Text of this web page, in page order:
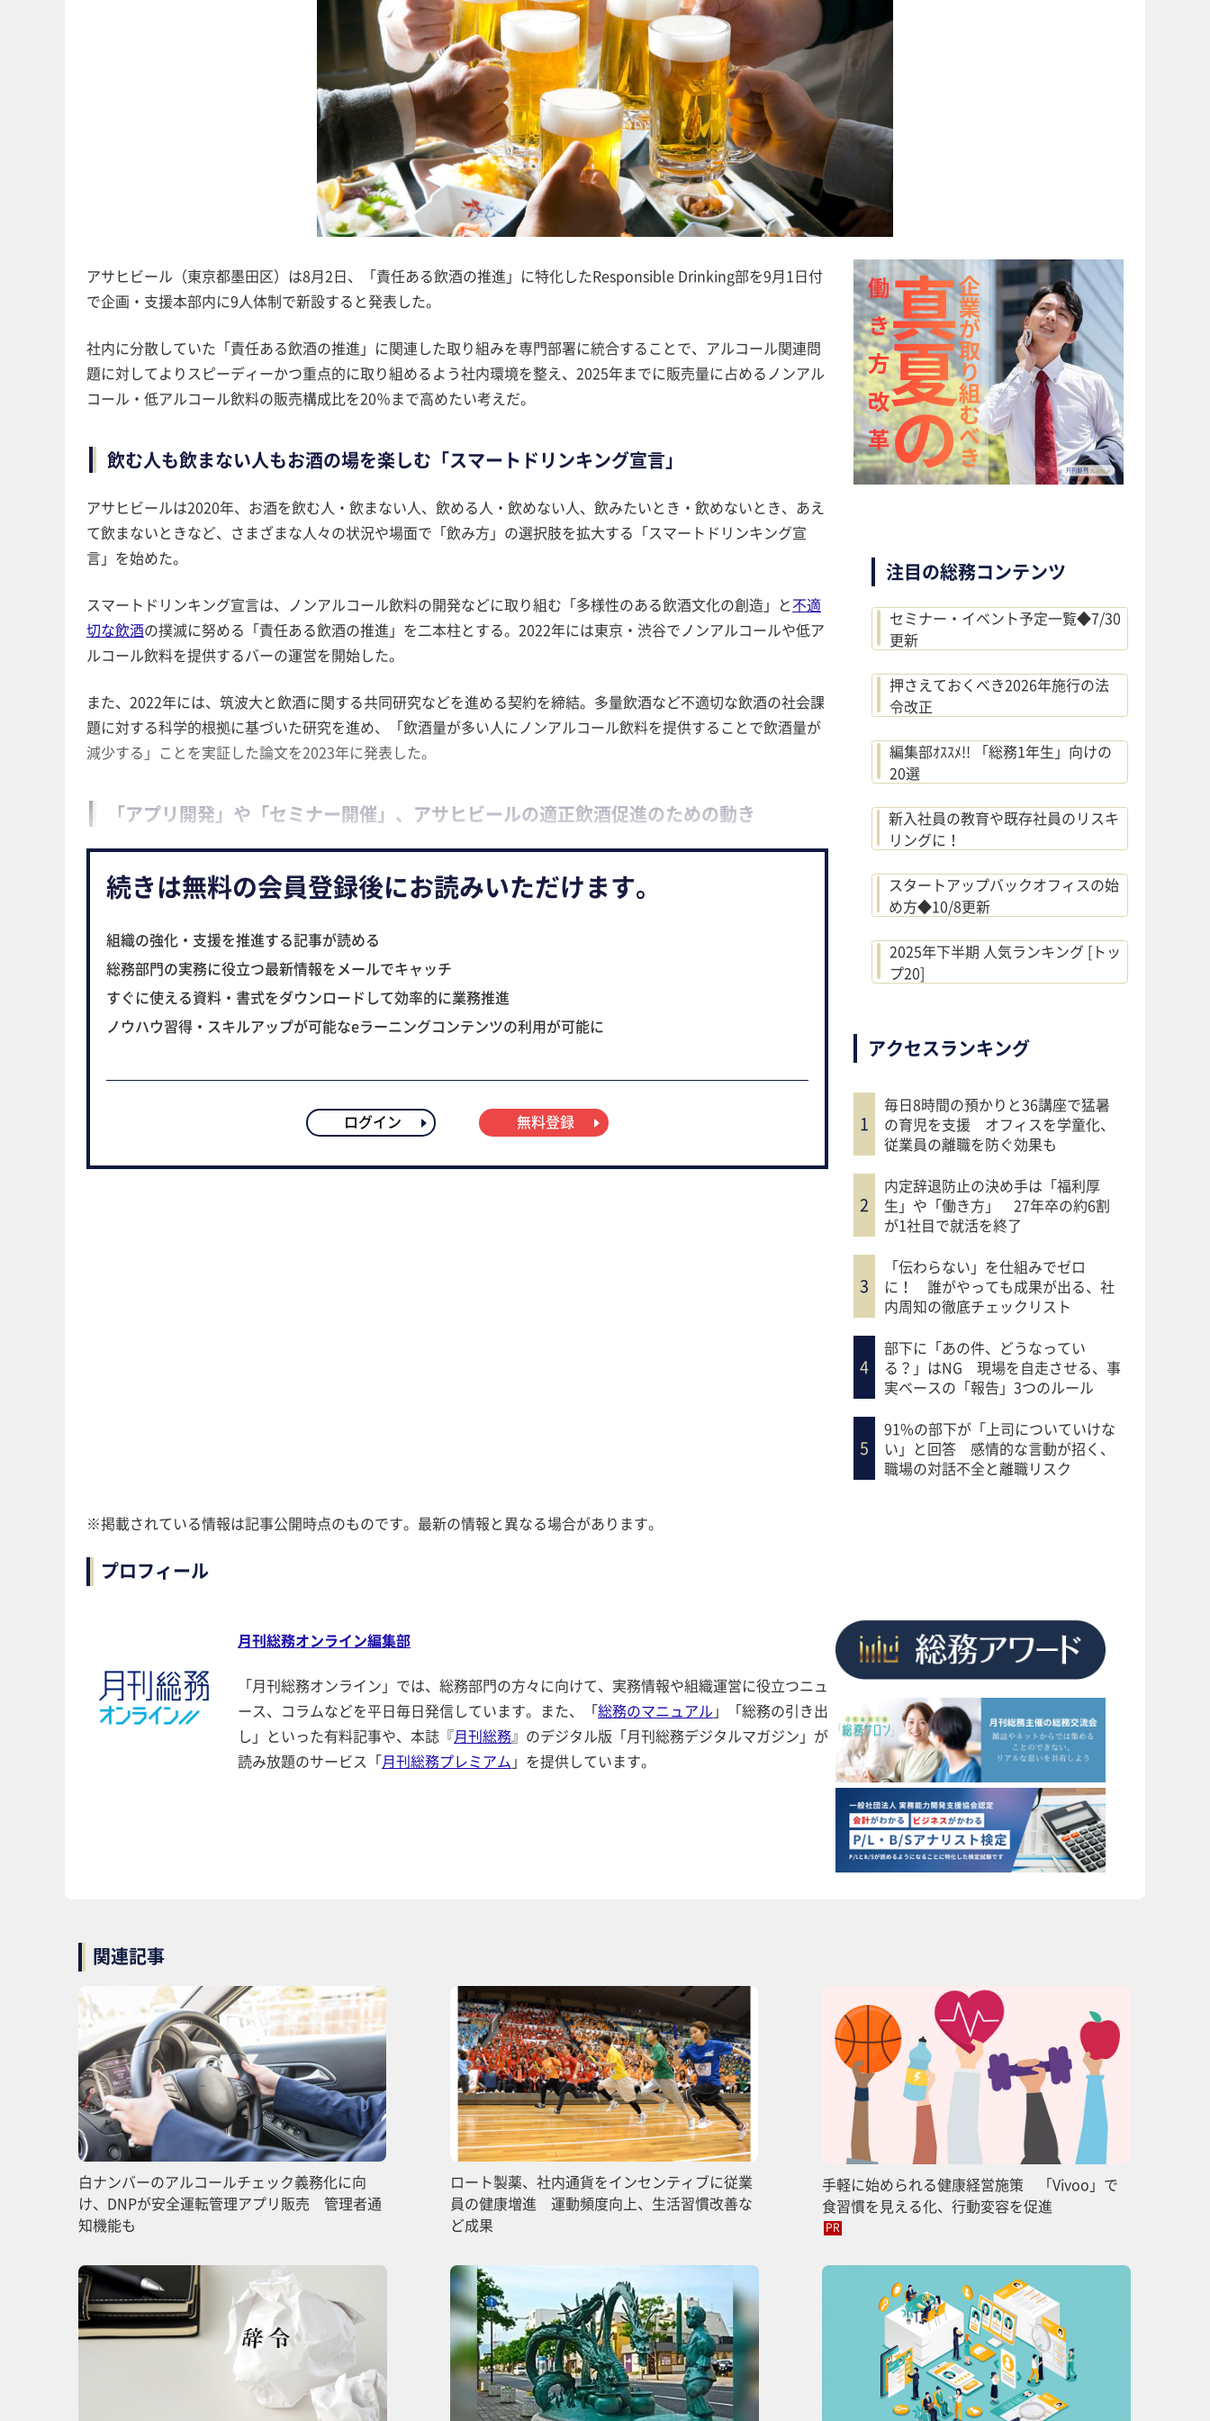
注目の総務コンテンツ
セミナー・イベント予定一覧◆7/30
更新
押さえておくべき2026年施行の法
令改正
編集部ｵｽｽﾒ!! 「総務1年生」向けの
20選
新入社員の教育や既存社員のリスキ
リングに！
スタートアップバックオフィスの始
め方◆10/8更新
2025年下半期 人気ランキング [トッ
プ20]
アクセスランキング
毎日8時間の預かりと36講座で猛暑
の育児を支援 オフィスを学童化、
従業員の離職を防ぐ効果も
内定辞退防止の決め手は「福利厚
生」や「働き方」 27年卒の約6割
が1社目で就活を終了
「伝わらない」を仕組みでゼロ
に！ 誰がやっても成果が出る、社
内周知の徹底チェックリスト
部下に「あの件、どうなってい
る？」はNG 現場を自走させる、事
実ベースの「報告」3つのルール
91%の部下が「上司についていけな
い」と回答 感情的な言動が招く、
職場の対話不全と離職リスク
アサヒビール（東京都墨田区）は8月2日、「責任ある飲酒の推進」に特化したResponsible Drinking部を9月1日付
で企画・支援本部内に9人体制で新設すると発表した。
社内に分散していた「責任ある飲酒の推進」に関連した取り組みを専門部署に統合することで、アルコール関連問
題に対してよりスピーディーかつ重点的に取り組めるよう社内環境を整え、2025年までに販売量に占めるノンアル
コール・低アルコール飲料の販売構成比を20％まで高めたい考えだ。
飲む人も飲まない人もお酒の場を楽しむ「スマートドリンキング宣言」
アサヒビールは2020年、お酒を飲む人・飲まない人、飲める人・飲めない人、飲みたいとき・飲めないとき、あえ
て飲まないときなど、さまざまな人々の状況や場面で「飲み方」の選択肢を拡大する「スマートドリンキング宣
言」を始めた。
スマートドリンキング宣言は、ノンアルコール飲料の開発などに取り組む「多様性のある飲酒文化の創造」と不適
切な飲酒の撲滅に努める「責任ある飲酒の推進」を二本柱とする。2022年には東京・渋谷でノンアルコールや低ア
ルコール飲料を提供するバーの運営を開始した。
また、2022年には、筑波大と飲酒に関する共同研究などを進める契約を締結。多量飲酒など不適切な飲酒の社会課
題に対する科学的根拠に基づいた研究を進め、「飲酒量が多い人にノンアルコール飲料を提供することで飲酒量が
減少する」ことを実証した論文を2023年に発表した。
「アプリ開発」や「セミナー開催」、アサヒビールの適正飲酒促進のための動き
続きは無料の会員登録後にお読みいただけます。
組織の強化・支援を推進する記事が読める
総務部門の実務に役立つ最新情報をメールでキャッチ
すぐに使える資料・書式をダウンロードして効率的に業務推進
ノウハウ習得・スキルアップが可能なeラーニングコンテンツの利用が可能に
ログイン 無料登録
※掲載されている情報は記事公開時点のものです。最新の情報と異なる場合があります。
プロフィール
月刊総務オンライン編集部
「月刊総務オンライン」では、総務部門の方々に向けて、実務情報や組織運営に役立つニュ
ース、コラムなどを平日毎日発信しています。また、「総務のマニュアル 」「総務の引き出
し」といった有料記事や、本誌『月刊総務』のデジタル版「月刊総務デジタルマガジン」が
読み放題のサービス「月刊総務プレミアム 」を提供しています。
関連記事
白ナンバーのアルコールチェック義務化に向
け、DNPが安全運転管理アプリ販売 管理者通
知機能も
ロート製薬、社内通貨をインセンティブに従業
員の健康増進 運動頻度向上、生活習慣改善な
ど成果
手軽に始められる健康経営施策 「Vivoo」で
食習慣を見える化、行動変容を促進
PR